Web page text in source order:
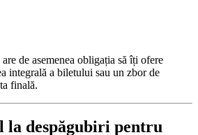
de asemenea obligația să îți ofere
integrală a biletului sau un zbor de
finală.
la despăgubiri pentru